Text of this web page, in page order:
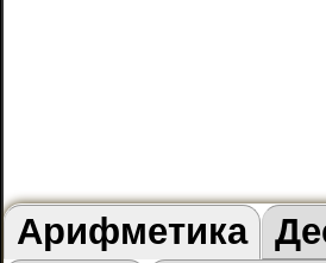
Арифметика